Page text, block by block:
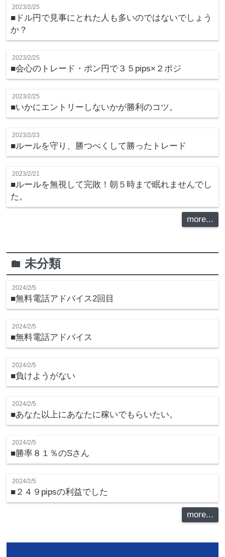
2023/2/25
■ドル円で見事にとれた人も多いのではないでしょう
か？
2023/2/25
■会心のトレード・ポン円で３５pips×２ポジ
2023/2/25
■いかにエントリーしないかが勝利のコツ。
2023/2/23
■ルールを守り、勝つべくして勝ったトレード
2023/2/21
■ルールを無視して完敗！朝５時まで眠れませんでし
た。
more...
folder未分類
2024/2/5
■無料電話アドバイス2回目
2024/2/5
■無料電話アドバイス
2024/2/5
■負けようがない
2024/2/5
■あなた以上にあなたに稼いでもらいたい。
2024/2/5
■勝率８１％のSさん
2024/2/5
■２４９pipsの利益でした
more...